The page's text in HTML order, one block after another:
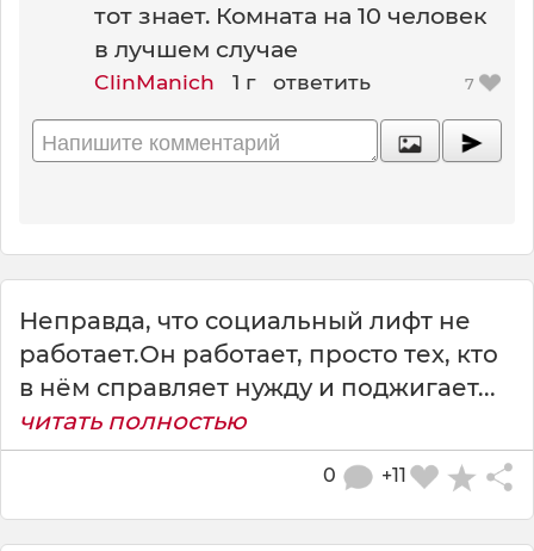
тот знает. Комната на 10 человек
в лучшем случае
ClinManich 1 г ответить 7
Неправда, что социальный лифт не
работает.Он работает, просто тех, кто
в нём справляет нужду и поджигает...
читать полностью
+11
0